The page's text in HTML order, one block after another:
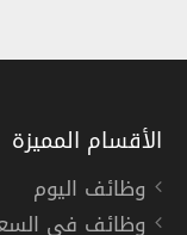
الأقسام المميزة
وظائف اليوم
وظائف في